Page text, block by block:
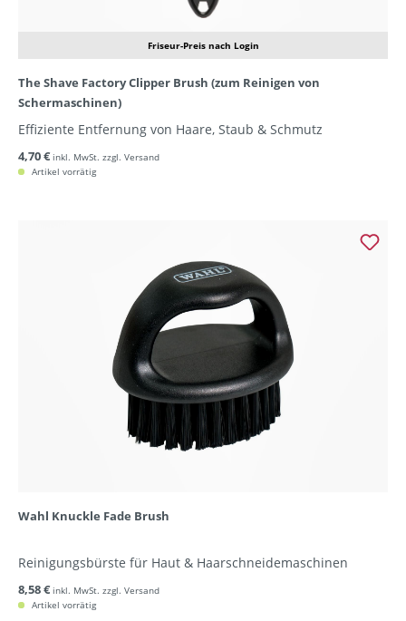
Friseur-Preis nach Login
The Shave Factory Clipper Brush (zum Reinigen von
Schermaschinen)
Effiziente Entfernung von Haare, Staub & Schmutz
4,70 € inkl. MwSt. zzgl. Versand
Artikel vorrätig
Wahl Knuckle Fade Brush
Reinigungsbürste für Haut & Haarschneidemaschinen
8,58 € inkl. MwSt. zzgl. Versand
Artikel vorrätig